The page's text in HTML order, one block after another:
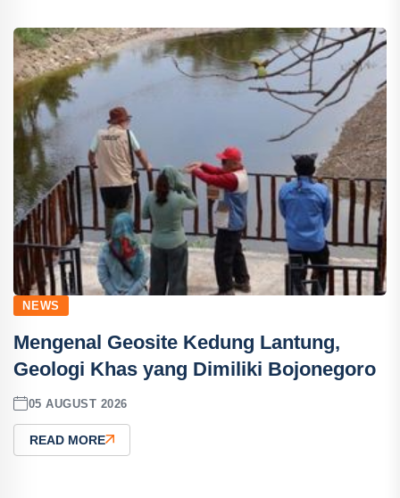
NEWS
Mengenal Geosite Kedung Lantung,
Geologi Khas yang Dimiliki Bojonegoro
05 AUGUST 2026
READ MORE